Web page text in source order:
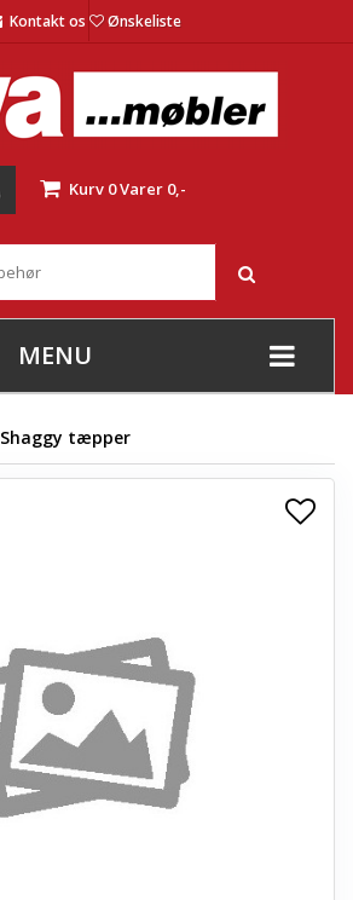
Kontakt os Ønskeliste
Kurv 0Varer 0,-
MENU
+
+
Shaggy tæpper